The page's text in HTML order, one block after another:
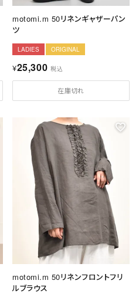
motomi.m 50リネンギャザーパン
ツ
LADIES ORIGINAL
¥25,300 税込
在庫切れ
motomi.m 50リネンフロントフリ
ルブラウス